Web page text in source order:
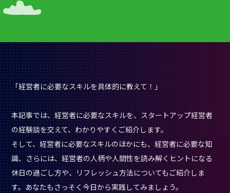
「経営者に必要なスキルを具体的に教えて！」
本記事では、経営者に必要なスキルを、スタートアップ経営者
の経験談を交えて、わかりやすくご紹介します。
そして、経営者に必要なスキルのほかにも、経営者に必要な知
識、さらには、経営者の人柄や人間性を読み解くヒントになる
休日の過ごし方や、リフレッシュ方法についてもご紹介しま
す。あなたもさっそく今日から実践してみましょう。